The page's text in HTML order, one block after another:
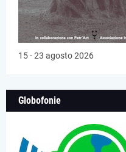
15 - 23 agosto 2026
Globofonie